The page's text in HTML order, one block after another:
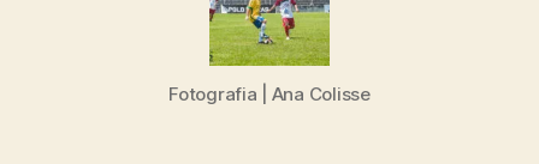
Fotografia | Ana Colisse